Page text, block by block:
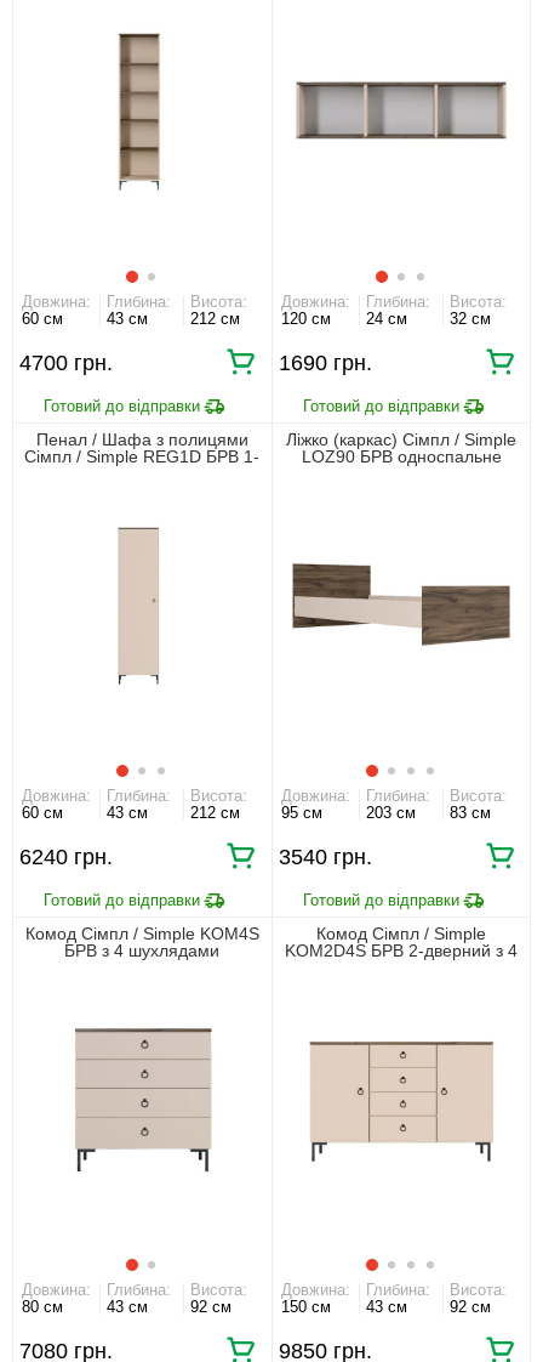
Довжина:
60 см
Глибина:
43 см
Висота:
212 см
4700 грн.
Довжина:
120 см
Глибина:
24 см
Висота:
32 см
1690 грн.
Пенал / Шафа з полицями
Сімпл / Simple REG1D БРВ 1-
Довжина:
60 см
Глибина:
43 см
Висота:
212 см
6240 грн.
Ліжко (каркас) Сімпл / Simple
LOZ90 БРВ односпальне
Довжина:
95 см
Глибина:
203 см
Висота:
83 см
3540 грн.
Комод Сімпл / Simple KOM4S
БРВ з 4 шухлядами
Довжина:
80 см
Глибина:
43 см
Висота:
92 см
7080 грн.
Комод Сімпл / Simple
KOM2D4S БРВ 2-дверний з 4
Довжина:
150 см
Глибина:
43 см
Висота:
92 см
9850 грн.